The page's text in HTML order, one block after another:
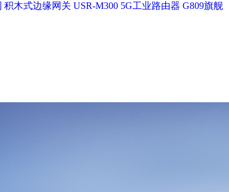
积木式边缘网关 USR-M300 5G工业路由器 G809旗舰